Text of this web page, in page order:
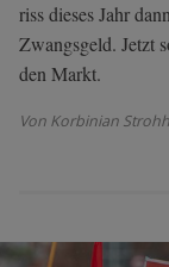
riss dieses Jahr
Zwangsgeld. Jetzt
den Markt.
Von Korbinian